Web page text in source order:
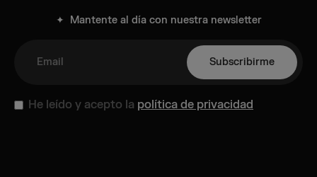
✦ Mantente al día con nuestra newsletter
He leído y acepto la política de privacidad